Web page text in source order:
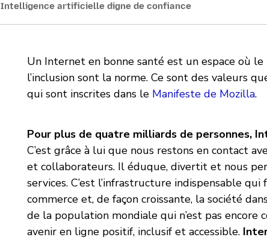
Intelligence artificielle digne de confiance
Un Internet en bonne santé est un espace où
l’inclusion sont la norme. Ce sont des valeurs
qui sont inscrites dans le Manifeste de Mozilla.
Pour plus de quatre milliards de personnes,
C’est grâce à lui que nous restons en contact
et collaborateurs. Il éduque, divertit et nous
services. C’est l’infrastructure indispensable
commerce et, de façon croissante, la société
de la population mondiale qui n’est pas
avenir en ligne positif, inclusif et accessible.